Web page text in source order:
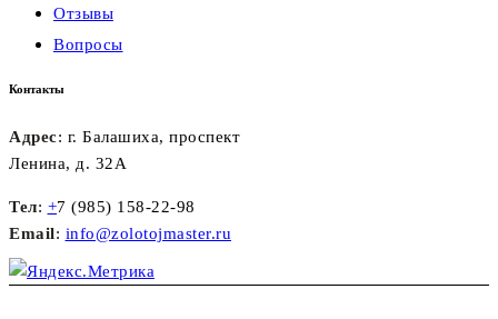
Отзывы
Вопросы
Контакты
Адрес: г. Балашиха, проспект
Ленина, д. 32А
Тел: +7 (985) 158-22-98
Email: info@zolotojmaster.ru